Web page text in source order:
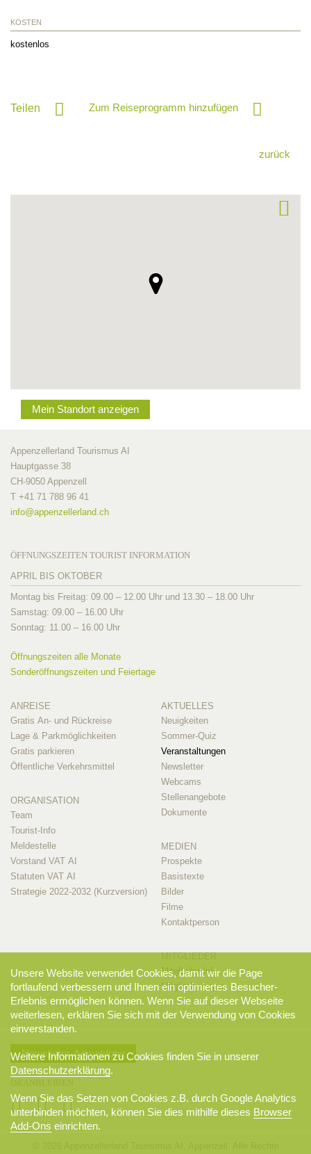
KOSTEN
kostenlos
Teilen Zum Reiseprogramm hinzufügen
zurück
Mein Standort anzeigen
Appenzellerland Tourismus AI
Hauptgasse 38
CH-9050 Appenzell
T +41 71 788 96 41
info@appenzellerland.ch
ÖFFNUNGSZEITEN TOURIST INFORMATION
APRIL BIS OKTOBER
Montag bis Freitag: 09.00 – 12.00 Uhr und 13.30 – 18.00 Uhr
Samstag: 09.00 – 16.00 Uhr
Sonntag: 11.00 – 16.00 Uhr
Öffnungszeiten alle Monate
Sonderöffnungszeiten und Feiertage
ANREISE
Gratis An- und Rückreise
Lage & Parkmöglichkeiten
Gratis parkieren
Öffentliche Verkehrsmittel
ORGANISATION
Team
Tourist-Info
Meldestelle
Vorstand VAT AI
Statuten VAT AI
Strategie 2022-2032 (Kurzversion)
AKTUELLES
Neuigkeiten
Sommer-Quiz
Veranstaltungen
Newsletter
Webcams
Stellenangebote
Dokumente
MEDIEN
Prospekte
Basistexte
Bilder
Filme
Kontaktperson
MITGLIEDER
Mitglieder-Info
Mitglieder-Login
Newsletter-Anmeldung
Unsere Website verwendet Cookies, damit wir die Page
fortlaufend verbessern und Ihnen ein optimiertes Besucher-
Erlebnis ermöglichen können. Wenn Sie auf dieser Webseite
weiterlesen, erklären Sie sich mit der Verwendung von Cookies
einverstanden.
Weitere Informationen zu Cookies finden Sie in unserer
Datenschutzerklärung.
Wenn Sie das Setzen von Cookies z.B. durch Google Analytics
unterbinden möchten, können Sie dies mithilfe dieses Browser
Add-Ons einrichten.